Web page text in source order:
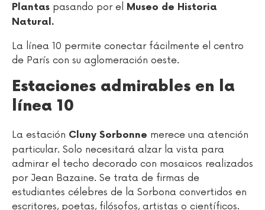
Plantas pasando por el Museo de Historia
Natural.
La línea 10 permite conectar fácilmente el centro
de París con su aglomeración oeste.
Estaciones admirables en la
línea 10
La estación Cluny Sorbonne merece una atención
particular. Solo necesitará alzar la vista para
admirar el techo decorado con mosaicos realizados
por Jean Bazaine. Se trata de firmas de
estudiantes célebres de la Sorbona convertidos en
escritores, poetas, filósofos, artistas o científicos.